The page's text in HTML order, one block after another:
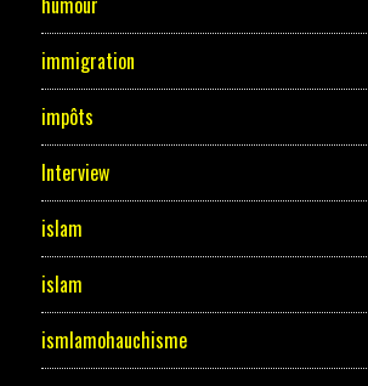
immigration
impôts
Interview
islam
islam
ismlamohauchisme